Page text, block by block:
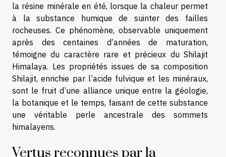
la résine minérale en été, lorsque la chaleur permet
à la substance humique de suinter des failles
rocheuses. Ce phénomène, observable uniquement
après des centaines d’années de maturation,
témoigne du caractère rare et précieux du Shilajit
Himalaya. Les propriétés issues de sa composition
Shilajit, enrichie par l’acide fulvique et les minéraux,
sont le fruit d’une alliance unique entre la géologie,
la botanique et le temps, faisant de cette substance
une véritable perle ancestrale des sommets
himalayens.
Vertus reconnues par la